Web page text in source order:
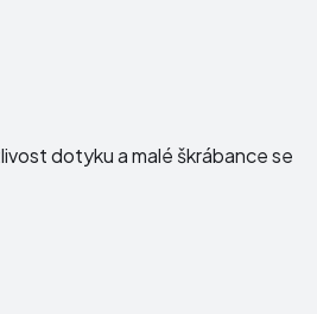
dotyku a malé škrábance se